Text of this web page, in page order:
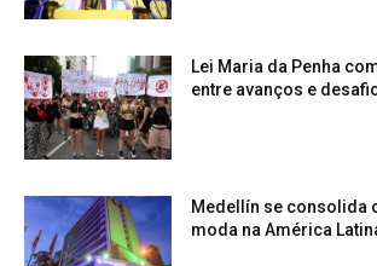
Lei Maria da Penha
entre avanços e
Medellín se consolida
moda na América